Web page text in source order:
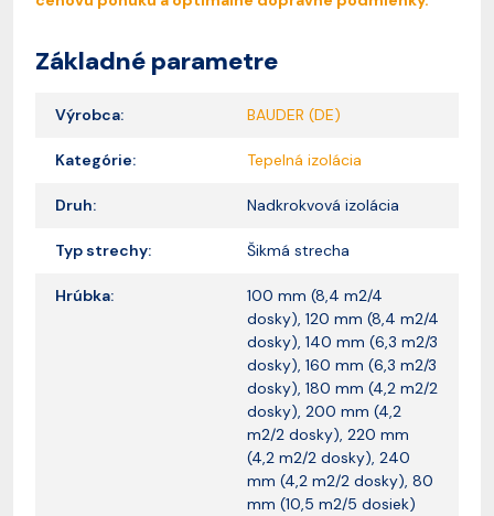
Základné parametre
Výrobca: BAUDER (DE)
Kategórie: Tepelná izolácia
Druh: Nadkrokvová izolácia
Typ strechy: Šikmá strecha
Hrúbka:
100 mm (8,4 m2/4
dosky), 120 mm (8,4 m2/4
dosky), 140 mm (6,3 m2/3
dosky), 160 mm (6,3 m2/3
dosky), 180 mm (4,2 m2/2
dosky), 200 mm (4,2
m2/2 dosky), 220 mm
(4,2 m2/2 dosky), 240
mm (4,2 m2/2 dosky), 80
mm (10,5 m2/5 dosiek)